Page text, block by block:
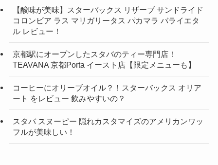
【酸味が美味】スターバックス リザーブ サンドライド
コロンビア ラス マリガリータス パカマラ バライエタ
ル レビュー！
京都駅にオープンしたスタバのティー専門店！
TEAVANA 京都Porta イースト店【限定メニューも】
コーヒーにオリーブオイル？！スターバックス オリア
ート をレビュー 飲みやすいの？
スタバ スヌーピー 隠れカスタマイズのアメリカンワッ
フルが美味しい！